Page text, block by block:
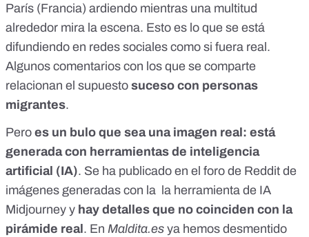
París (Francia) ardiendo mientras una multitud
alrededor mira la escena. Esto es lo que se está
difundiendo en redes sociales como si fuera real.
Algunos comentarios con los que se comparte
relacionan el supuesto suceso con personas
migrantes.
Pero es un bulo que sea una imagen real: está
generada con herramientas de inteligencia
artificial (IA). Se ha publicado en el foro de Reddit de
imágenes generadas con la la herramienta de IA
Midjourney y hay detalles que no coinciden con la
pirámide real . En Maldita.es ya hemos desmentido